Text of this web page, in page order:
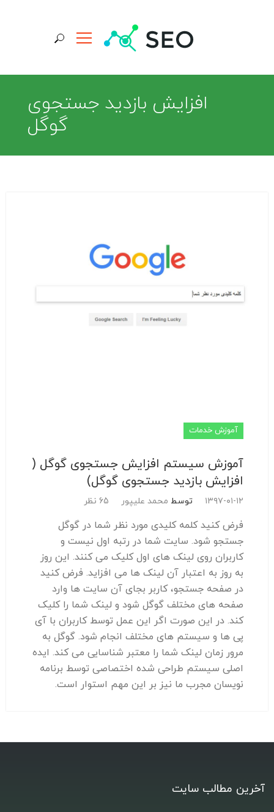
جستجو برای:
افزايش بازديد جستجوی
گوگل
آموزش خدمات
آموزش سیستم افزایش جستجوی گوگل (
افزایش بازدید جستجوی گوگل)
۱۳۹۷-۰۱-۱۲ توسط محمد علیپور 65 نظر
فرض کنید کلمه کلیدی مورد نظر شما در گوگل
جستجو شود. سایت شما در رتبه اول نیست و
کاربران روی لینک های اول کلیک می کنند. این روز
به روز به اعتبار آن لینک ها می افزاید. فرض کنید
در صفحه جستجو، کاربر بجای آن سایت ها وارد
صفحه های مختلف گوگل شود و لینک شما را کلیک
کند. در این صورت اگر این عمل توسط کاربران با آی
پی ها و سیستم های مختلف انجام شود. گوگل به
مرور زمان لینک شما را معتبر شناسایی می کند. ایده
اصلی سیستم طراحی شده اختصاصی توسط برنامه
نویسان مجرب ما نیز بر این مهم استوار است.
آخرین مطالب سایت